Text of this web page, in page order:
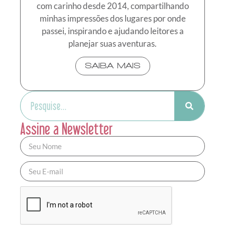
com carinho desde 2014, compartilhando
minhas impressões dos lugares por onde
passei, inspirando e ajudando leitores a
planejar suas aventuras.
SAIBA MAIS
Assine a Newsletter